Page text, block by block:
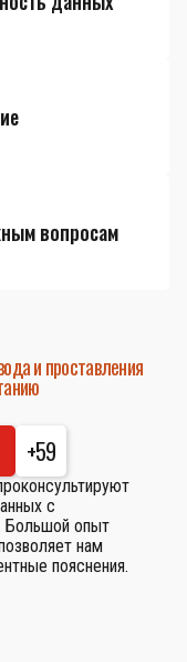
вопросам
и проставления
+59
с
Большой опыт
нам
пояснения.